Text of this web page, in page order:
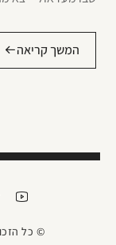
המשך קריאה
© כל